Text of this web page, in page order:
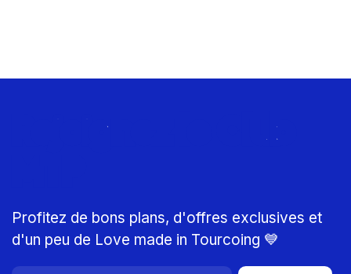
Rejoignez le Club
Profitez de bons plans, d'offres exclusives et
d'un peu de Love made in Tourcoing 💙